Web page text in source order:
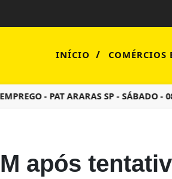
INÍCIO / COMÉRCIOS
- PAT ARARAS SP - SÁBADO - 08/
após